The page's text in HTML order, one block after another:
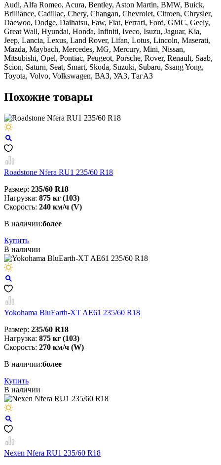
Audi, Alfa Romeo, Acura, Bentley, Aston Martin, BMW, Buick,
Brilliance, Cadillac, Chery, Changan, Chevrolet, Citroen, Chrysler,
Daewoo, Dodge, Daihatsu, Faw, Fiat, Ferrari, Ford, GMC, Geely,
Great Wall, Hyundai, Honda, Infiniti, Iveco, Isuzu, Jaguar, Kia,
Jeep, Lancia, Lexus, Land Rover, Lifan, Lotus, Lincoln, Maserati,
Mazda, Maybach, Mercedes, MG, Mercury, Mini, Nissan,
Mitsubishi, Opel, Pontiac, Peugeot, Porsche, Rover, Renault, Saab,
Scion, Saturn, Seat, Smart, Skoda, Suzuki, Subaru, Ssang Yong,
Toyota, Volvo, Volkswagen, ВАЗ, УАЗ, ТагАЗ
Похожие товары
Roadstone Nfera RU1 235/60 R18
Размер: 235/60 R18
Нагрузка: 875 кг (103)
Скорость: 240 км/ч (V)
В наличии:более
Купить
В наличии
Yokohama BluEarth-XT AE61 235/60 R18
Размер: 235/60 R18
Нагрузка: 875 кг (103)
Скорость: 270 км/ч (W)
В наличии:более
Купить
В наличии
Nexen Nfera RU1 235/60 R18